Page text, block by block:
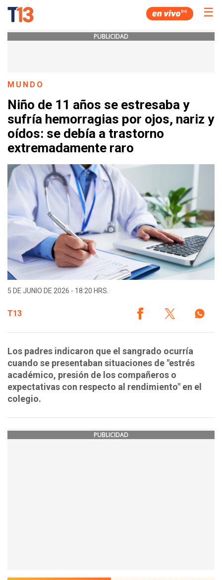
☰
PUBLICIDAD
MUNDO
Niño de 11 años se estresaba y
sufría hemorragias por ojos, nariz y
oídos: se debía a trastorno
extremadamente raro
5 DE JUNIO DE 2026 - 18:20 HRS.
T13
Los padres indicaron que el sangrado ocurría
cuando se presentaban situaciones de "estrés
académico, presión de los compañeros o
expectativas con respecto al rendimiento" en el
colegio.
PUBLICIDAD